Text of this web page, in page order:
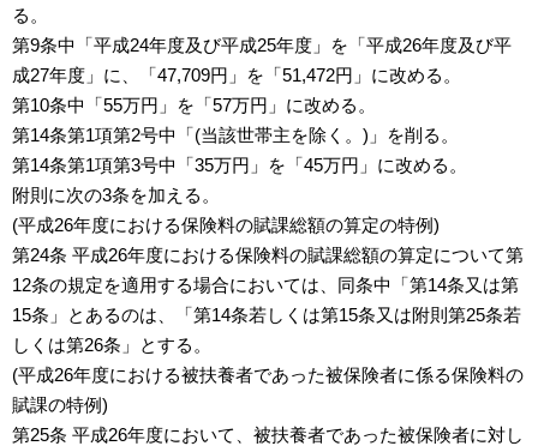
る。
第9条中「平成24年度及び平成25年度」を「平成26年度及び平
成27年度」に、「47,709円」を「51,472円」に改める。
第10条中「55万円」を「57万円」に改める。
第14条第1項第2号中「(当該世帯主を除く。)」を削る。
第14条第1項第3号中「35万円」を「45万円」に改める。
附則に次の3条を加える。
(平成26年度における保険料の賦課総額の算定の特例)
第24条 平成26年度における保険料の賦課総額の算定について第
12条の規定を適用する場合においては、同条中「第14条又は第
15条」とあるのは、「第14条若しくは第15条又は附則第25条若
しくは第26条」とする。
(平成26年度における被扶養者であった被保険者に係る保険料の
賦課の特例)
第25条 平成26年度において、被扶養者であった被保険者に対し